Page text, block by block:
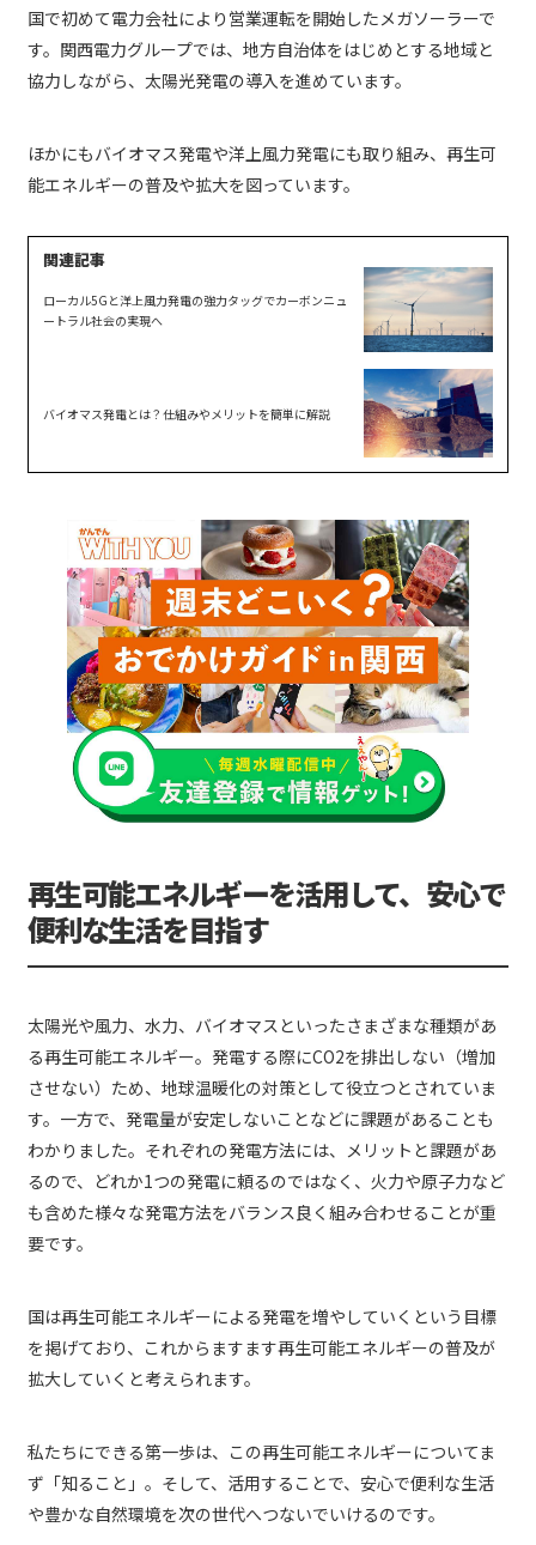
国で初めて電力会社により営業運転を開始したメガソーラーで
す。関西電力グループでは、地方自治体をはじめとする地域と
協力しながら、太陽光発電の導入を進めています。
ほかにもバイオマス発電や洋上風力発電にも取り組み、再生可
能エネルギーの普及や拡大を図っています。
ローカル5Gと洋上風力発電の強力タッグでカーボンニュ
ートラル社会の実現へ
バイオマス発電とは？仕組みやメリットを簡単に解説
再生可能エネルギーを活用して、安心で
便利な生活を目指す
太陽光や風力、水力、バイオマスといったさまざまな種類があ
る再生可能エネルギー。発電する際にCO2を排出しない（増加
させない）ため、地球温暖化の対策として役立つとされていま
す。一方で、発電量が安定しないことなどに課題があることも
わかりました。それぞれの発電方法には、メリットと課題があ
るので、どれか1つの発電に頼るのではなく、火力や原子力など
も含めた様々な発電方法をバランス良く組み合わせることが重
要です。
国は再生可能エネルギーによる発電を増やしていくという目標
を掲げており、これからますます再生可能エネルギーの普及が
拡大していくと考えられます。
私たちにできる第一歩は、この再生可能エネルギーについてま
ず「知ること」。そして、活用することで、安心で便利な生活
や豊かな自然環境を次の世代へつないでいけるのです。